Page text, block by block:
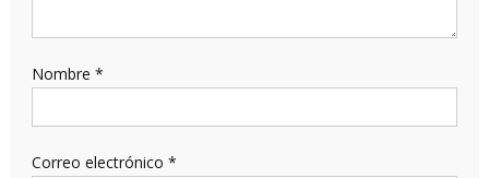
Nombre *
Correo electrónico *